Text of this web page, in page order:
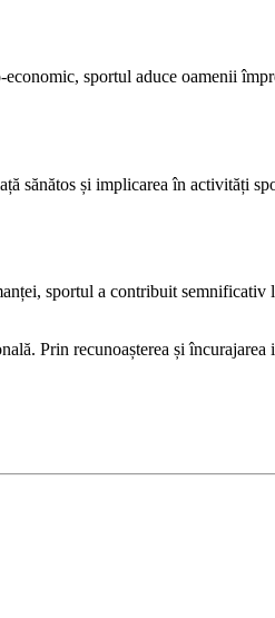
sportul aduce oamenii
sănătos și implicarea în activități
sportul a contribuit semnificativ
Prin recunoașterea și